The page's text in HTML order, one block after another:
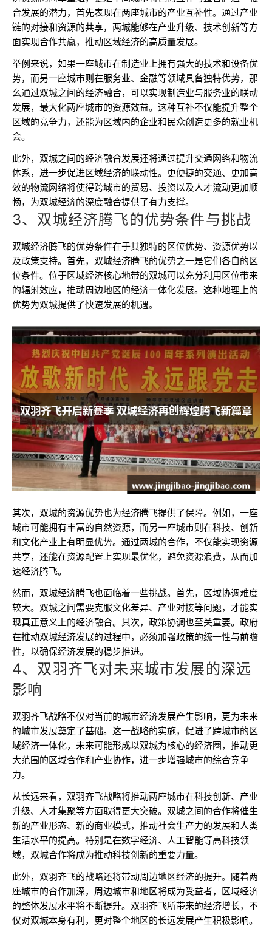
合发展的潜力，首先表现在两座城市的产业互补性。通过产业
链的对接和资源的共享，两城能够在产业升级、技术创新等方
面实现合作共赢，推动区域经济的高质量发展。
举例来说，如果一座城市在制造业上拥有强大的技术和设备优
势，而另一座城市则在服务业、金融等领域具备独特优势，那
么通过双城之间的经济融合，可以实现制造业与服务业的联动
发展，最大化两座城市的资源效益。这种互补不仅能提升整个
区域的竞争力，还能为区域内的企业和民众创造更多的就业机
会。
此外，双城之间的经济融合发展还将通过提升交通网络和物流
体系，进一步促进区域经济的联动性。更便捷的交通、更加高
效的物流网络将使得跨城市的贸易、投资以及人才流动更加顺
畅，为双城经济的深度融合提供了有力支撑。
3、双城经济腾飞的优势条件与挑战
双城经济腾飞的优势条件在于其独特的区位优势、资源优势以
及政策支持。首先，双城经济腾飞的优势之一是它们各自的区
位条件。位于区域经济核心地带的双城可以充分利用区位带来
的辐射效应，推动周边地区的经济一体化发展。这种地理上的
优势为双城提供了快速发展的机遇。
其次，双城的资源优势也为经济腾飞提供了保障。例如，一座
城市可能拥有丰富的自然资源，而另一座城市则在科技、创新
和文化产业上有明显优势。通过两城的合作，不仅能实现资源
共享，还能在资源配置上实现最优化，避免资源浪费，从而加
速经济腾飞。
然而，双城经济腾飞也面临着一些挑战。首先，区域协调难度
较大。双城之间需要克服文化差异、产业对接等问题，才能实
现真正意义上的经济融合。其次，政策协调也至关重要。政府
在推动双城经济发展的过程中，必须加强政策的统一性与前瞻
性，以确保经济发展的稳步推进。
4、双羽齐飞对未来城市发展的深远
影响
双羽齐飞战略不仅对当前的城市经济发展产生影响，更为未来
的城市发展奠定了基础。这一战略的实施，促进了跨城市的区
域经济一体化，未来可能形成以双城为核心的经济圈，推动更
大范围的区域合作和产业协作，进一步增强城市的综合竞争
力。
从长远来看，双羽齐飞战略将推动两座城市在科技创新、产业
升级、人才集聚等方面取得更大突破。双城之间的合作将催生
新的产业形态、新的商业模式，推动社会生产力的发展和人类
生活水平的提高。特别是在数字经济、人工智能等高科技领
域，双城合作将成为推动科技创新的重要力量。
此外，双羽齐飞的战略还将带动周边地区经济的提升。随着两
座城市的合作加深，周边城市和地区将成为受益者，区域经济
的整体发展水平将不断提升。双羽齐飞所带来的经济增长，不
仅对双城本身有利，更对整个地区的长远发展产生积极影响。